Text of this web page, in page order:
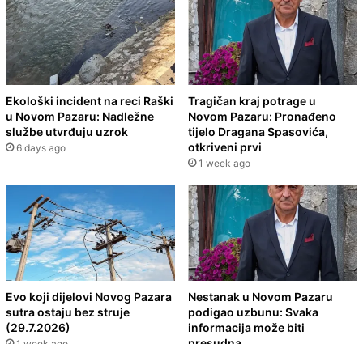
Ekološki incident na reci Raški
u Novom Pazaru: Nadležne
službe utvrđuju uzrok
6 days ago
Tragičan kraj potrage u
Novom Pazaru: Pronađeno
tijelo Dragana Spasovića,
otkriveni prvi
1 week ago
Evo koji dijelovi Novog Pazara
sutra ostaju bez struje
(29.7.2026)
Nestanak u Novom Pazaru
podigao uzbunu: Svaka
informacija može biti